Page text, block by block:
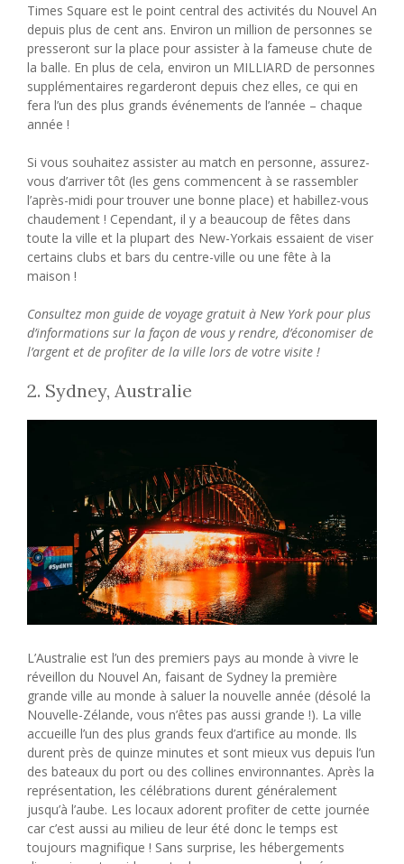
Times Square est le point central des activités du Nouvel An
depuis plus de cent ans. Environ un million de personnes se
presseront sur la place pour assister à la fameuse chute de
la balle. En plus de cela, environ un MILLIARD de personnes
supplémentaires regarderont depuis chez elles, ce qui en
fera l’un des plus grands événements de l’année – chaque
année !
Si vous souhaitez assister au match en personne, assurez-
vous d’arriver tôt (les gens commencent à se rassembler
l’après-midi pour trouver une bonne place) et habillez-vous
chaudement ! Cependant, il y a beaucoup de fêtes dans
toute la ville et la plupart des New-Yorkais essaient de viser
certains clubs et bars du centre-ville ou une fête à la
maison !
Consultez mon guide de voyage gratuit à New York pour plus
d’informations sur la façon de vous y rendre, d’économiser de
l’argent et de profiter de la ville lors de votre visite !
2. Sydney, Australie
L’Australie est l’un des premiers pays au monde à vivre le
réveillon du Nouvel An, faisant de Sydney la première
grande ville au monde à saluer la nouvelle année (désolé la
Nouvelle-Zélande, vous n’êtes pas aussi grande !). La ville
accueille l’un des plus grands feux d’artifice au monde. Ils
durent près de quinze minutes et sont mieux vus depuis l’un
des bateaux du port ou des collines environnantes. Après la
représentation, les célébrations durent généralement
jusqu’à l’aube. Les locaux adorent profiter de cette journée
car c’est aussi au milieu de leur été donc le temps est
toujours magnifique ! Sans surprise, les hébergements